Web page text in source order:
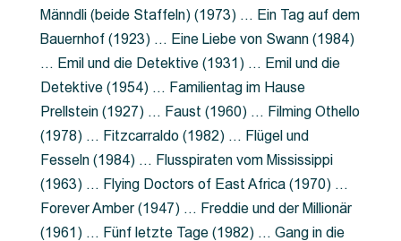
Männdli (beide Staffeln) (1973) … Ein Tag auf dem
Bauernhof (1923) … Eine Liebe von Swann (1984)
… Emil und die Detektive (1931) … Emil und die
Detektive (1954) … Familientag im Hause
Prellstein (1927) … Faust (1960) … Filming Othello
(1978) … Fitzcarraldo (1982) … Flügel und
Fesseln (1984) … Flusspiraten vom Mississippi
(1963) … Flying Doctors of East Africa (1970) …
Forever Amber (1947) … Freddie und der Millionär
(1961) … Fünf letzte Tage (1982) … Gang in die